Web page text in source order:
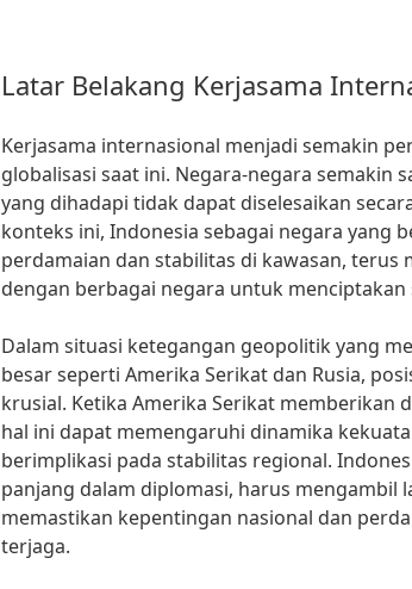
Latar Belakang Kerjasama
Kerjasama internasional menjadi semakin
globalisasi saat ini. Negara-negara semakin
yang dihadapi tidak dapat diselesaikan
konteks ini, Indonesia sebagai negara yang
perdamaian dan stabilitas di kawasan, terus
dengan berbagai negara untuk
Dalam situasi ketegangan geopolitik yang
besar seperti Amerika Serikat dan Rusia,
krusial. Ketika Amerika Serikat memberikan
hal ini dapat memengaruhi dinamika
berimplikasi pada stabilitas regional.
panjang dalam diplomasi, harus mengambil
memastikan kepentingan nasional dan
terjaga.